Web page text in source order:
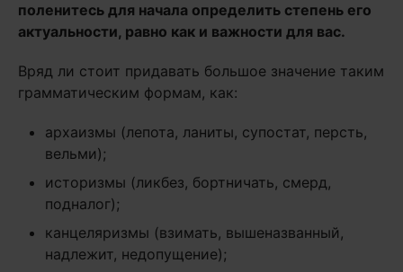
поленитесь для начала определить степень его
актуальности, равно как и важности для вас.
Вряд ли стоит придавать большое значение таким
грамматическим формам, как:
архаизмы (лепота, ланиты, супостат, персть,
вельми);
историзмы (ликбез, бортничать, смерд,
подналог);
канцеляризмы (взимать, вышеназванный,
надлежит, недопущение);